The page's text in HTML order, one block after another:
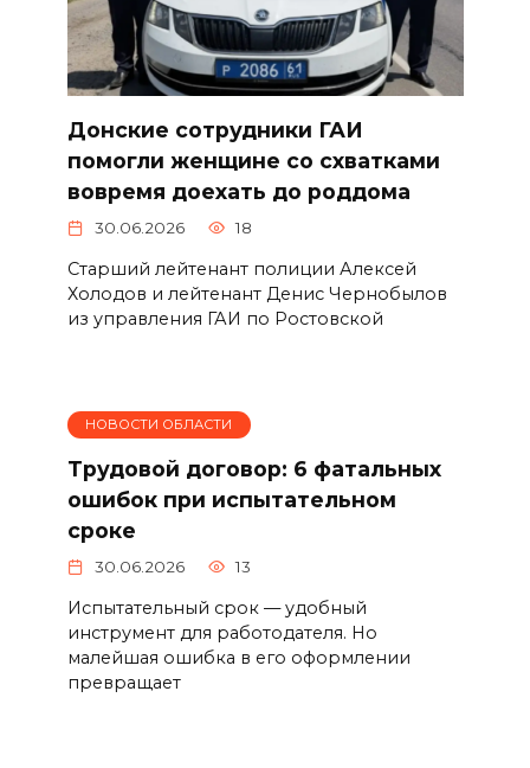
Донские сотрудники ГАИ
помогли женщине со схватками
вовремя доехать до роддома
30.06.2026 18
Старший лейтенант полиции Алексей
Холодов и лейтенант Денис Чернобылов
из управления ГАИ по Ростовской
НОВОСТИ ОБЛАСТИ
Трудовой договор: 6 фатальных
ошибок при испытательном
сроке
30.06.2026 13
Испытательный срок — удобный
инструмент для работодателя. Но
малейшая ошибка в его оформлении
превращает